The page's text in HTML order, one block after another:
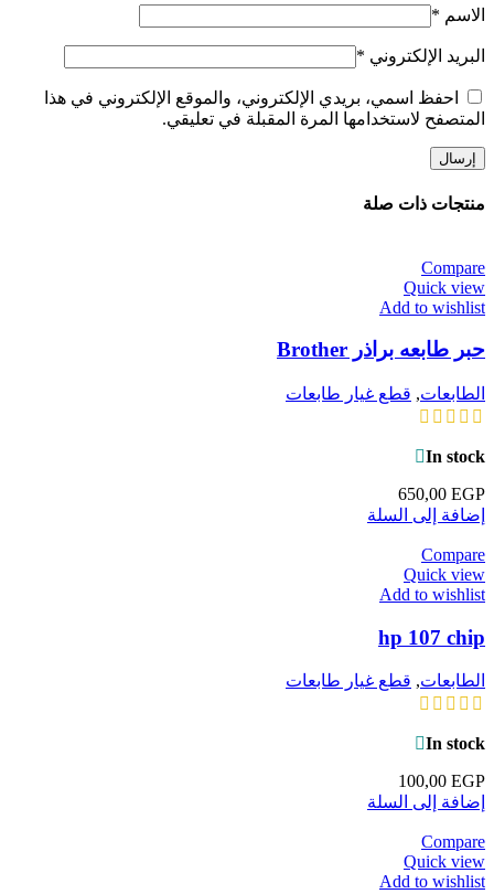
الاسم *
البريد الإلكتروني *
احفظ اسمي، بريدي الإلكتروني، والموقع الإلكتروني في هذا
المتصفح لاستخدامها المرة المقبلة في تعليقي.
منتجات ذات صلة
Compare
Quick view
Add to wishlist
حبر طابعه براذر Brother
الطابعات, قطع غيار طابعات
In stock
650,00 EGP
إضافة إلى السلة
Compare
Quick view
Add to wishlist
hp 107 chip
الطابعات, قطع غيار طابعات
In stock
100,00 EGP
إضافة إلى السلة
Compare
Quick view
Add to wishlist